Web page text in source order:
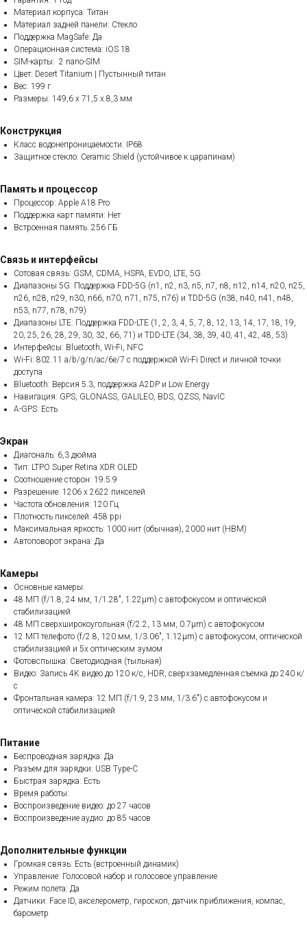
Материал корпуса: Титан
Материал задней панели: Стекло
Поддержка MagSafe: Да
Операционная система: iOS 18
SIM-карты: 2 nano-SIM
Цвет: Desert Titanium | Пустынный титан
Вес: 199 г
Размеры: 149,6 x 71,5 x 8,3 мм
Конструкция
Класс водонепроницаемости: IP68
Защитное стекло: Ceramic Shield (устойчивое к царапинам)
Память и процессор
Процессор: Apple A18 Pro
Поддержка карт памяти: Нет
Встроенная память: 256 ГБ
Связь и интерфейсы
Сотовая связь: GSM, CDMA, HSPA, EVDO, LTE, 5G
Диапазоны 5G: Поддержка FDD-5G (n1, n2, n3, n5, n7, n8, n12, n14, n20, n25,
n26, n28, n29, n30, n66, n70, n71, n75, n76) и TDD-5G (n38, n40, n41, n48,
n53, n77, n78, n79)
Диапазоны LTE: Поддержка FDD-LTE (1, 2, 3, 4, 5, 7, 8, 12, 13, 14, 17, 18, 19,
20, 25, 26, 28, 29, 30, 32, 66, 71) и TDD-LTE (34, 38, 39, 40, 41, 42, 48, 53)
Интерфейсы: Bluetooth, Wi-Fi, NFC
Wi-Fi: 802.11 a/b/g/n/ac/6e/7 с поддержкой Wi-Fi Direct и личной точки
доступа
Bluetooth: Версия 5.3, поддержка A2DP и Low Energy
Навигация: GPS, GLONASS, GALILEO, BDS, QZSS, NavIC
A-GPS: Есть
Экран
Диагональ: 6,3 дюйма
Тип: LTPO Super Retina XDR OLED
Соотношение сторон: 19.5:9
Разрешение: 1206 x 2622 пикселей
Частота обновления: 120 Гц
Плотность пикселей: 458 ppi
Максимальная яркость: 1000 нит (обычная), 2000 нит (HBM)
Автоповорот экрана: Да
Камеры
Основные камеры:
48 МП (f/1.8, 24 мм, 1/1.28", 1.22µm) с автофокусом и оптической
стабилизацией
48 МП сверхширокоугольная (f/2.2, 13 мм, 0.7µm) с автофокусом
12 МП телефото (f/2.8, 120 мм, 1/3.06", 1.12µm) с автофокусом, оптической
стабилизацией и 5x оптическим зумом
Фотовспышка: Светодиодная (тыльная)
Видео: Запись 4K видео до 120 к/с, HDR, сверхзамедленная съемка до 240 к/
с
Фронтальная камера: 12 МП (f/1.9, 23 мм, 1/3.6") с автофокусом и
оптической стабилизацией
Питание
Беспроводная зарядка: Да
Разъем для зарядки: USB Type-C
Быстрая зарядка: Есть
Время работы:
Воспроизведение видео: до 27 часов
Воспроизведение аудио: до 85 часов
Дополнительные функции
Громкая связь: Есть (встроенный динамик)
Управление: Голосовой набор и голосовое управление
Режим полета: Да
Датчики: Face ID, акселерометр, гироскоп, датчик приближения, компас,
барометр